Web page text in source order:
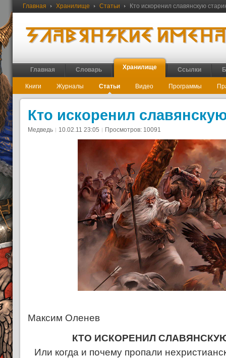
Главная Хранилище Статьи Кто искоренил славянскую
Главная Словарь Хранилище Ссылки
Книги Журналы Статьи Видео Программы
Кто искоренил
Медведь 10.02.11 23:05 Просмотров: 10091
Максим Оленев
КТО ИСКОРЕНИЛ
Или когда и почему пропали